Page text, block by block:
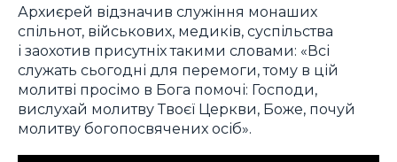
Архиєрей відзначив служіння монаших
спільнот, військових, медиків, суспільства
і заохотив присутніх такими словами: «Всі
служать сьогодні для перемоги, тому в цій
молитві просімо в Бога помочі: Господи,
вислухай молитву Твоєї Церкви, Боже, почуй
молитву богопосвячених осіб».